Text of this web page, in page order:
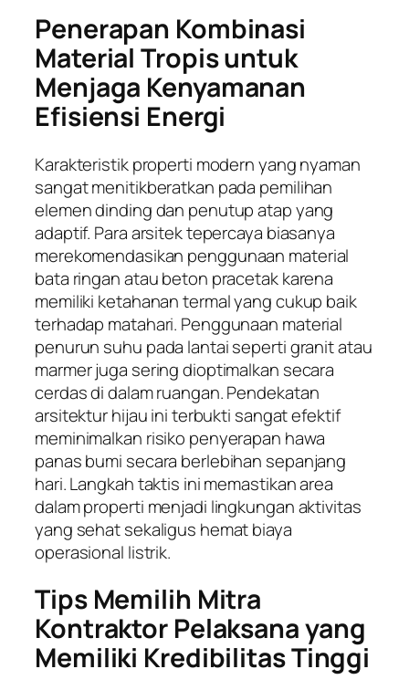
Penerapan Kombinasi
Material Tropis untuk
Menjaga Kenyamanan
Efisiensi Energi
Karakteristik properti modern yang nyaman
sangat menitikberatkan pada pemilihan
elemen dinding dan penutup atap yang
adaptif. Para arsitek tepercaya biasanya
merekomendasikan penggunaan material
bata ringan atau beton pracetak karena
memiliki ketahanan termal yang cukup baik
terhadap matahari. Penggunaan material
penurun suhu pada lantai seperti granit atau
marmer juga sering dioptimalkan secara
cerdas di dalam ruangan. Pendekatan
arsitektur hijau ini terbukti sangat efektif
meminimalkan risiko penyerapan hawa
panas bumi secara berlebihan sepanjang
hari. Langkah taktis ini memastikan area
dalam properti menjadi lingkungan aktivitas
yang sehat sekaligus hemat biaya
operasional listrik.
Tips Memilih Mitra
Kontraktor Pelaksana yang
Memiliki Kredibilitas Tinggi